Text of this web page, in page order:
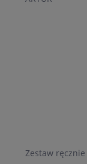
Zestaw